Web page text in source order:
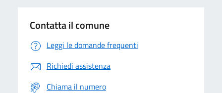
Contatta il comune
Leggi le domande frequenti
Richiedi assistenza
Chiama il numero